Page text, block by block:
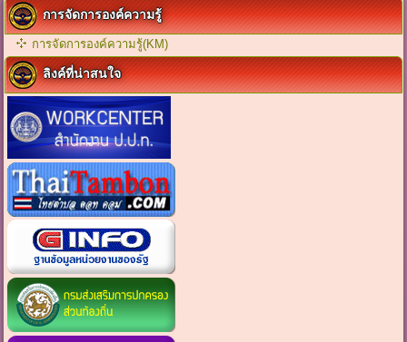
การจัดการองค์ความรู้
การจัดการองค์ความรู้(KM)
ลิงค์ที่น่าสนใจ